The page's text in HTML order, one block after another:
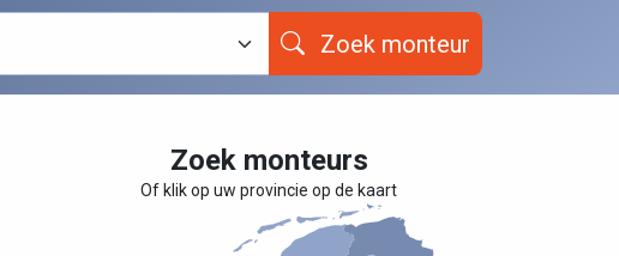
Zoek monteur
Zoek monteurs
Of klik op uw provincie op de kaart